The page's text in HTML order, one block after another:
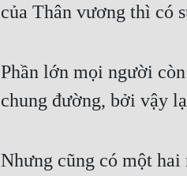
của Thân vương thì có
Phần lớn mọi người
chung đường, bởi vậy
Nhưng cũng có một